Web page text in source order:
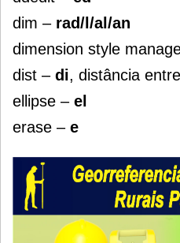
dim – rad/l/al/an
dimension style
dist – di, distância
ellipse – el
erase – e